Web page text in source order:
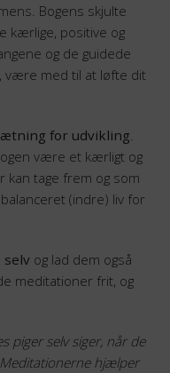
Bogens skjulte
kærlige, positive og
og de guidede
være med til at løfte dit
for udvikling.
være et kærligt og
tage frem og som
(indre) liv for
selv og lad dem også
meditationer frit, og
piger selv siger, når de
hjælper